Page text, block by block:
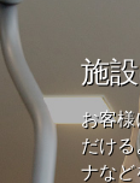
施
お客
だけ
ナなど